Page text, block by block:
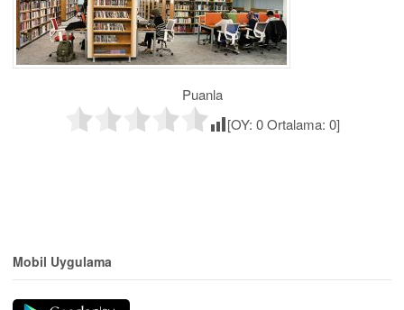
Puanla
[OY: 0Ortalama: 0]
Mobil Uygulama